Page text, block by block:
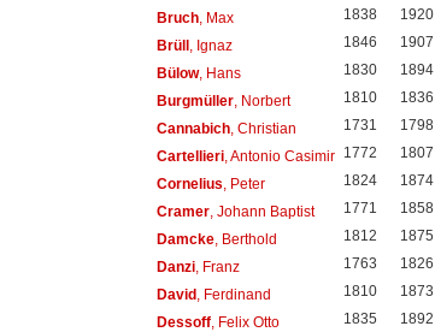
Bruch, Max 1838 1920
Brüll, Ignaz 1846 1907
Bülow, Hans 1830 1894
Burgmüller, Norbert 1810 1836
Cannabich, Christian 1731 1798
Cartellieri, Antonio Casimir 1772 1807
Cornelius , Peter 1824 1874
Cramer, Johann Baptist 1771 1858
Damcke, Berthold 1812 1875
Danzi, Franz 1763 1826
David, Ferdinand 1810 1873
Dessoff, Felix Otto 1835 1892